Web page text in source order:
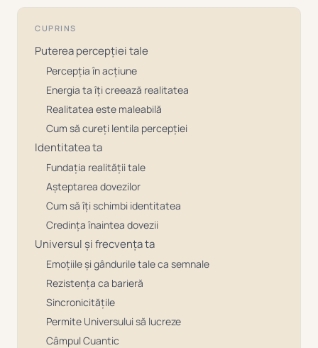
CUPRINS
Puterea percepției tale
Percepția în acțiune
Energia ta îți creează realitatea
Realitatea este maleabilă
Cum să cureți lentila percepției
Identitatea ta
Fundația realității tale
Așteptarea dovezilor
Cum să îți schimbi identitatea
Credința înaintea dovezii
Universul și frecvența ta
Emoțiile și gândurile tale ca semnale
Rezistența ca barieră
Sincronicitățile
Permite Universului să lucreze
Câmpul Cuantic